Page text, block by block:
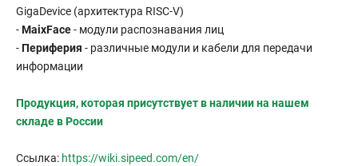
GigaDevice (архитектура RISC-V)
-MaixFace- модули распознавания лиц
- Периферия - различные модули и кабели для передачи
информации
Продукция, которая присутствует в наличии на нашем
складе в России
Ссылка: https://wiki.sipeed.com/en/